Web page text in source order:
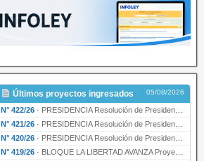
Últimos proyectos ingresados 05/08/2026
N° 422/26 · PRESIDENCIA Resolución de Presidencia N° 200/26 para su ratificación.
N° 421/26 · PRESIDENCIA Resolución de Presidencia N° 199/26 para su ratificación.
N° 420/26 · PRESIDENCIA Resolución de Presidencia N° 198/26 para su ratificación.
N° 419/26 · BLOQUE LA LIBERTAD AVANZA Proyecto de Ley declarando la esencialidad del servicio educativ…